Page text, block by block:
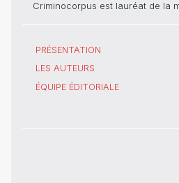
Criminocorpus est lauréat de la
PRÉSENTATION
LES AUTEURS
ÉQUIPE ÉDITORIALE